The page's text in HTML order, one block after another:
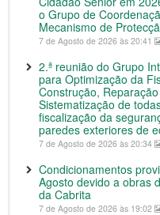
o Grupo de
Mecanismo de
7 de Agosto de 2026 às 20:41
2.ª reunião do Grupo
para Optimização da
Construção,
Sistematização de
fiscalização da
paredes exteriores de
7 de Agosto de 2026 às 20:34
Condicionamentos
Agosto devido a obras
da Cabrita
7 de Agosto de 2026 às 19:02